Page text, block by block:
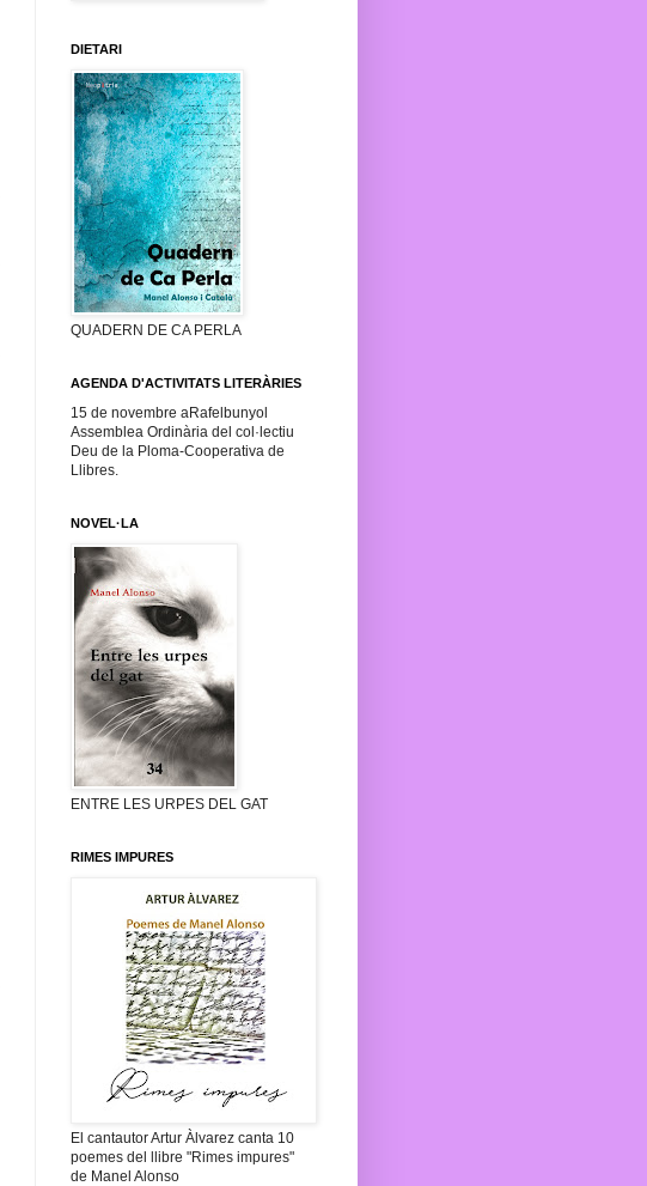
DIETARI
QUADERN DE CA PERLA
AGENDA D'ACTIVITATS LITERÀRIES
15 de novembre aRafelbunyol
Assemblea Ordinària del col·lectiu
Deu de la Ploma-Cooperativa de
Llibres.
NOVEL·LA
ENTRE LES URPES DEL GAT
RIMES IMPURES
El cantautor Artur Àlvarez canta 10
poemes del llibre "Rimes impures"
de Manel Alonso